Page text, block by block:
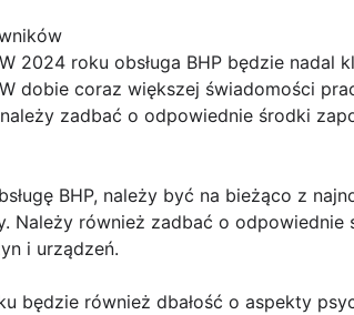
2024 roku obsługa BHP będzie nadal
dobie coraz większej świadomości
zadbać o odpowiednie środki
BHP, należy być na bieżąco z
Należy również zadbać o odpowiednie
i urządzeń.
będzie również dbałość o aspekty